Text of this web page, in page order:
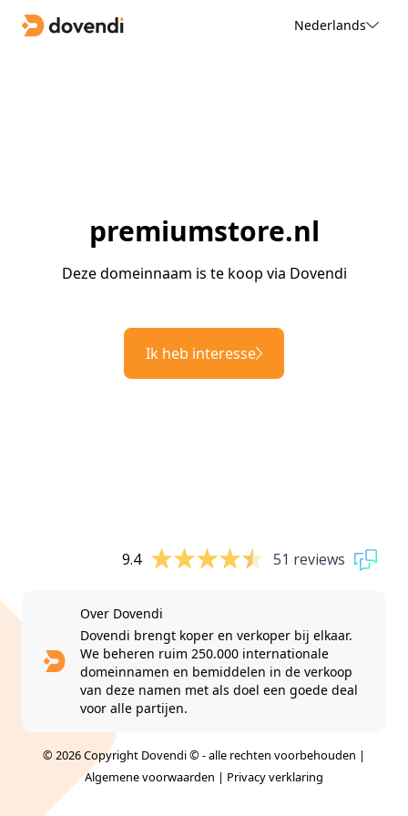
Nederlands
premiumstore.nl
Deze domeinnaam is te koop via Dovendi
Ik heb interesse
9.4 51 reviews
Over Dovendi
Dovendi brengt koper en verkoper bij elkaar.
We beheren ruim 250.000 internationale
domeinnamen en bemiddelen in de verkoop
van deze namen met als doel een goede deal
voor alle partijen.
© 2026 Copyright Dovendi © - alle rechten voorbehouden |
Algemene voorwaarden | Privacy verklaring